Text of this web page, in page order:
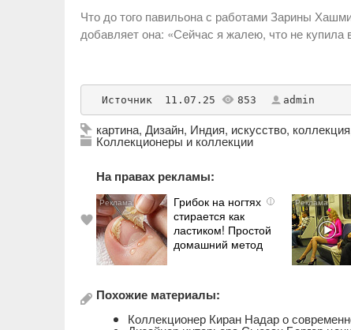
Что до того павильона с работами Зарины
добавляет она: «Сейчас я жалею, что не купила
Источник
  11.07.25
853 admin
картина, Дизайн, Индия, искусство, коллекция
Коллекционеры и коллекции
На правах рекламы:
i
Грибок на ногтях
стирается как
ластиком! Простой
домашний метод
Похожие материалы:
Коллекционер Киран Надар о